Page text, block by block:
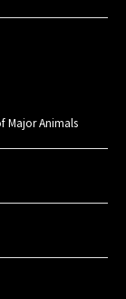
Major Animals